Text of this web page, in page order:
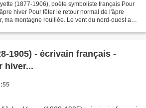
(1877-1906), poète symboliste français Pour
hiver Pour fêter le retour normal de l'âpre
ma montagne rouillée. Le vent du nord-ouest a
1905) - écrivain français -
hiver...